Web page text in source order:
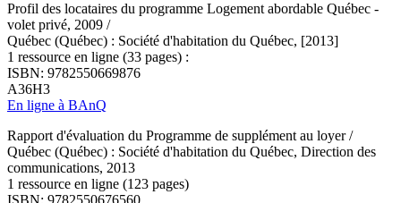
Profil des locataires du programme Logement abordable Québec -
volet privé, 2009 /
Québec (Québec) : Société d'habitation du Québec, [2013]
1 ressource en ligne (33 pages) :
ISBN: 9782550669876
A36H3
En ligne à BAnQ
Rapport d'évaluation du Programme de supplément au loyer /
Québec (Québec) : Société d'habitation du Québec, Direction des
communications, 2013
1 ressource en ligne (123 pages)